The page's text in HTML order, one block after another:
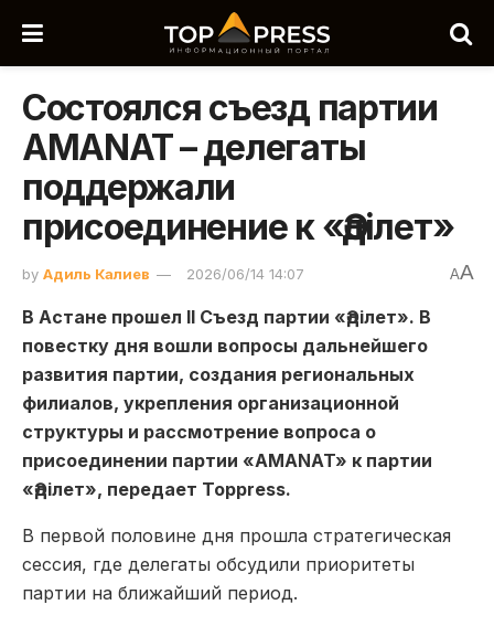
Состоялся съезд партии
AMANAT – делегаты
поддержали
присоединение к «Әділет»
by Адиль Калиев 2026/06/14 14:07 AA
В Астане прошел II Съезд партии «Әділет». В
повестку дня вошли вопросы дальнейшего
развития партии, создания региональных
филиалов, укрепления организационной
структуры и рассмотрение вопроса о
присоединении партии «AMANAT» к партии
«Әділет», передает Toppress.
В первой половине дня прошла стратегическая
сессия, где делегаты обсудили приоритеты
партии на ближайший период.